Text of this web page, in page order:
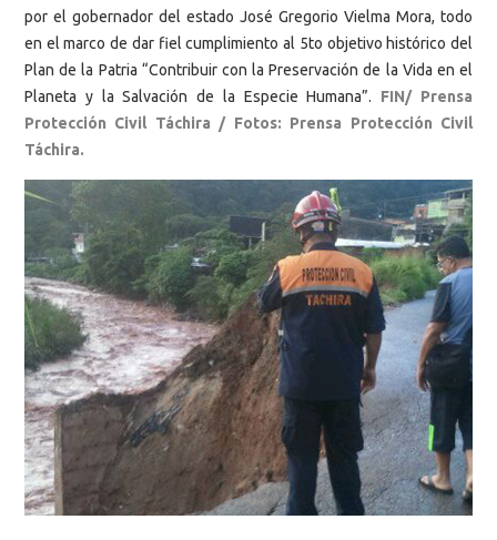
por el gobernador del estado José Gregorio Vielma Mora, todo
en el marco de dar fiel cumplimiento al 5to objetivo histórico del
Plan de la Patria “Contribuir con la Preservación de la Vida en el
Planeta y la Salvación de la Especie Humana”. FIN/ Prensa
Protección Civil Táchira / Fotos: Prensa Protección Civil
Táchira.